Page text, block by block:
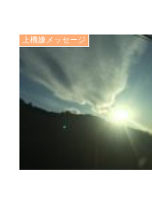
上機嫌メッセージ